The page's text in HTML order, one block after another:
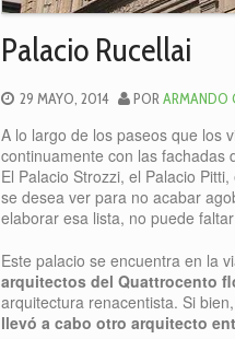
Palacio Rucellai
29 MAYO, 2014 PORARMANDO
A lo largo de los paseos que los
continuamente con las fachadas
El Palacio Strozzi, el Palacio
se desea ver para no acabar
elaborar esa lista, no puede
Este palacio se encuentra en la
arquitectos del Quattrocento
arquitectura renacentista. Si
llevó a cabo otro arquitecto